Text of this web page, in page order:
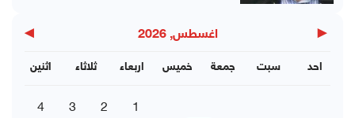
◀ اغسطس, 2026 ▶
اثنين ثلاثاء اربعاء خميس جمعة سبت احد
1
2
3
4